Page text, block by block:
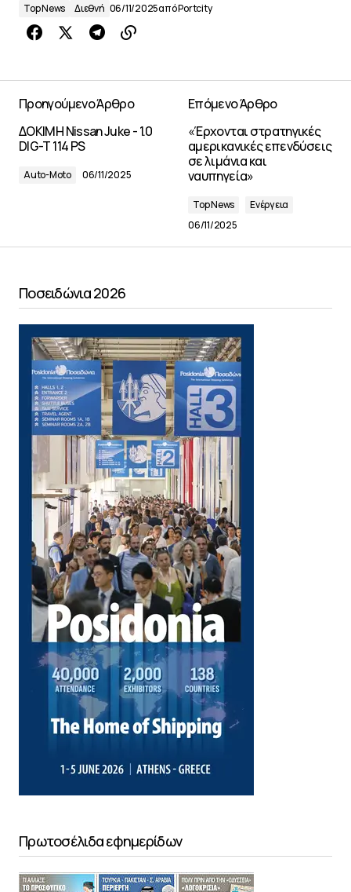
Top News Διεθνή 06/11/2025απόPortcity
Προηγούμενο Άρθρο
ΔΟΚΙΜΗ Nissan Juke - 1.0
DIG-T 114 PS
Auto-Moto 06/11/2025
Επόμενο Άρθρο
«Έρχονται στρατηγικές
αμερικανικές επενδύσεις
σε λιμάνια και
ναυπηγεία»
Top News
Ενέργεια
06/11/2025
Ποσειδώνια 2026
Πρωτοσέλιδα εφημερίδων